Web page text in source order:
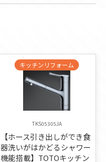
キッチンリフォーム
TKS05305JA
【ホース引き出しができ食
器洗いがはかどるシャワー
機能搭載】TOTOキッチン